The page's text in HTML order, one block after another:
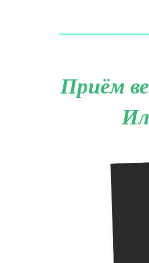
Приём